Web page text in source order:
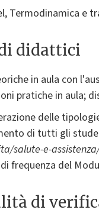
Termodinamica e
didattici
in aula con
pratiche in aula;
delle
di tutti gli
salute-e-
frequenza del
di